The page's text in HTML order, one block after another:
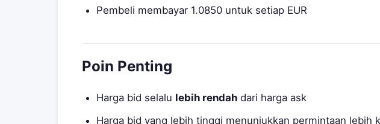
Pembeli membayar 1.0850 untuk setiap EUR
Poin Penting
Harga bid selalu lebih rendah dari harga ask
Harga bid yang lebih tinggi menunjukkan permintaan lebih